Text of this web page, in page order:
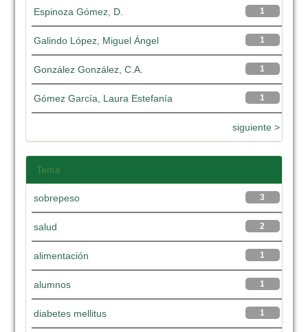
1
Espinoza Gómez, D.
1
Galindo López, Miguel Ángel
1
González González, C.A.
1
Gómez García, Laura Estefanía
siguiente >
Tema
3
sobrepeso
2
salud
1
alimentación
1
alumnos
1
diabetes mellitus